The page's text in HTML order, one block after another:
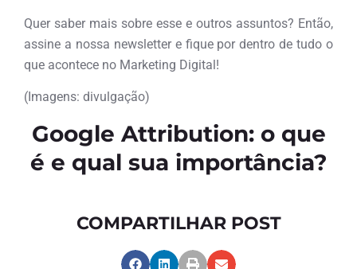
Quer saber mais sobre esse e outros assuntos? Então,
assine a nossa newsletter e fique por dentro de tudo o
que acontece no Marketing Digital!
(Imagens: divulgação)
Google Attribution: o que
é e qual sua importância?
COMPARTILHAR POST